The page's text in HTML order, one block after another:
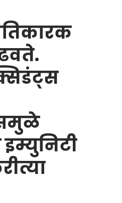
इम्युनिटी